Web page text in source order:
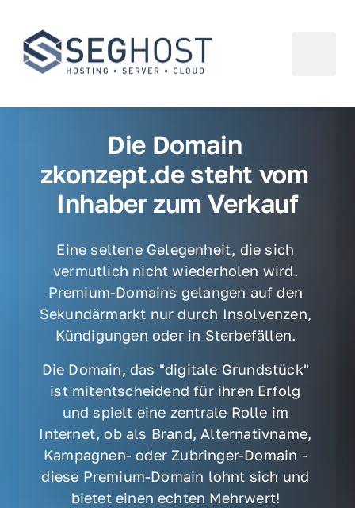
Die Domain
zkonzept.de steht vom
Inhaber zum Verkauf
Eine seltene Gelegenheit, die sich
vermutlich nicht wiederholen wird.
Premium-Domains gelangen auf den
Sekundärmarkt nur durch Insolvenzen,
Kündigungen oder in Sterbefällen.
Die Domain, das "digitale Grundstück"
ist mitentscheidend für ihren Erfolg
und spielt eine zentrale Rolle im
Internet, ob als Brand, Alternativname,
Kampagnen- oder Zubringer-Domain -
diese Premium-Domain lohnt sich und
bietet einen echten Mehrwert!